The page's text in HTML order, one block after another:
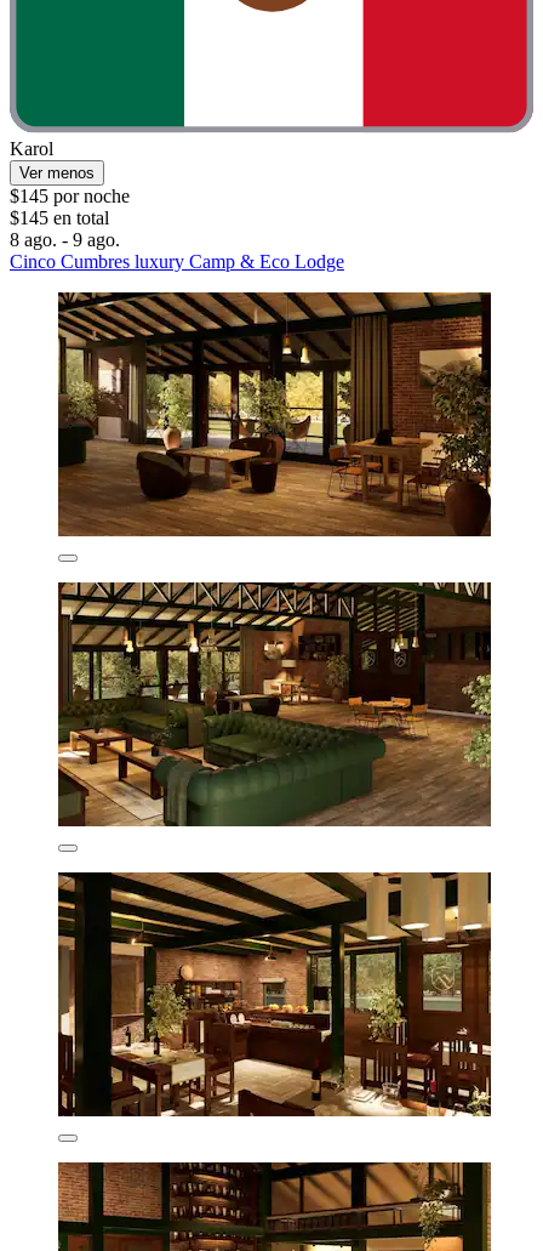
Karol
Ver menos
$145 por noche
$145 en total
8 ago. - 9 ago.
Cinco Cumbres luxury Camp & Eco Lodge